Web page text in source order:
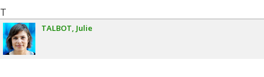
T
TALBOT Julie